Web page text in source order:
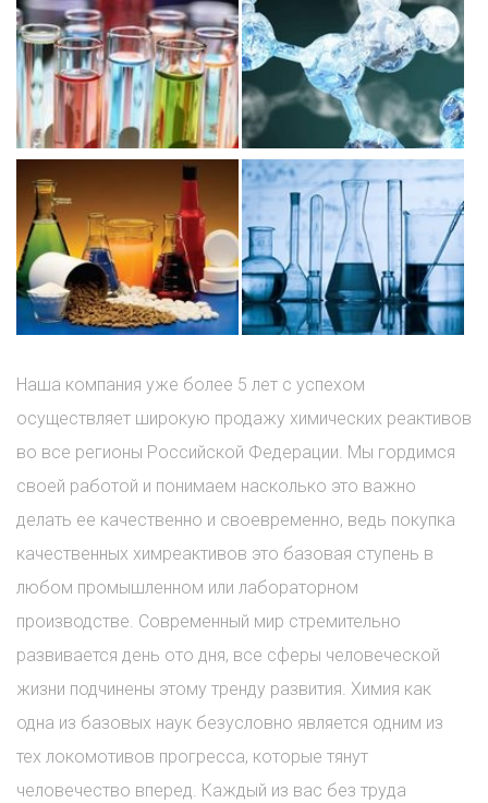
Наша компания уже более 5 лет с успехом
осуществляет широкую продажу химических реактивов
во все регионы Российской Федерации. Мы гордимся
своей работой и понимаем насколько это важно
делать ее качественно и своевременно, ведь покупка
качественных химреактивов это базовая ступень в
любом промышленном или лабораторном
производстве. Современный мир стремительно
развивается день ото дня, все сферы человеческой
жизни подчинены этому тренду развития. Химия как
одна из базовых наук безусловно является одним из
тех локомотивов прогресса, которые тянут
человечество вперед. Каждый из вас без труда